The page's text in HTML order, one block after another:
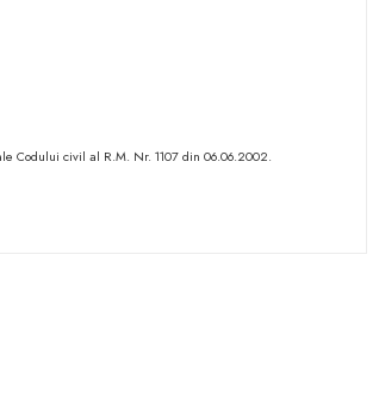
Codului civil al R.M. Nr. 1107 din 06.06.2002.